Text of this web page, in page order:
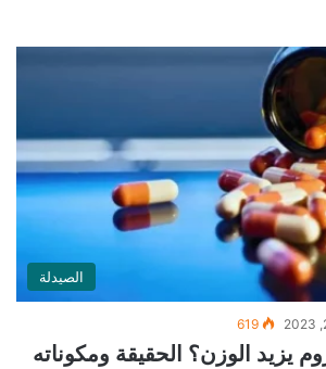
الصيدلة
619
يزيد الوزن؟ الحقيقة ومكوناته